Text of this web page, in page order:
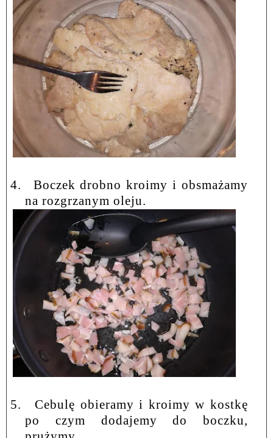
4.
Boczek drobno kroimy i obsmażamy
na rozgrzanym oleju.
5.
Cebulę obieramy i kroimy w kostkę
po czym dodajemy do boczku,